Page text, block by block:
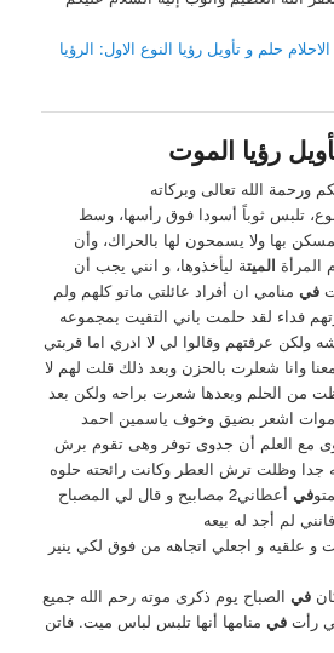
حلم و تأويل رؤيا النوع الاول: الرؤيا
رؤيا الموت
تلبس ثوباً أسودا فوق رأسها، وسط
إن 3 بنات يمسكن بها ولا يسمحون لها بالحراك، وأن
المرأة الميتة ليأخذوها، و انني يجب أن
في منامي ان أفراد عائلتي ماتو كلهم ولم
فداء لقد حلمت باني التقيت بمجموعه
ولكن عرفتهم وقالوا لي لا ادري اما قربتي
وانا شعلرت بالحزن وبعد ذلك قلت لهم لا
من الحلم وبعدها شعرت براحه ولكن بعد
اشعر بضيق وخوف ياسمين احمد
مع العلم أن جدوى توفر وهى تقوم برش
جدا وظلت ترش العطر وكانت رائحته حلوه
في
أعطاني2 مصابيح و قال لي المصباح
لم أجد له بيعه
و علقيه و اجعلي اتجاهه من فوق لكي ينير
في الصباح يوم ذكرى موته رحم الله جميع
رأتفي منامها أنها تلبس لباس ميت. فاتن